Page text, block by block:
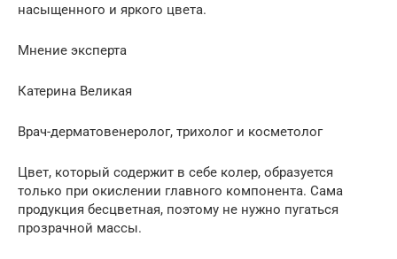
насыщенного и яркого цвета.
Мнение эксперта
Катерина Великая
Врач-дерматовенеролог, трихолог и косметолог
Цвет, который содержит в себе колер, образуется
только при окислении главного компонента. Сама
продукция бесцветная, поэтому не нужно пугаться
прозрачной массы.